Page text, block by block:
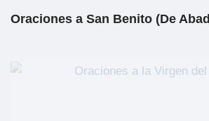
Oraciones a San Benito (De